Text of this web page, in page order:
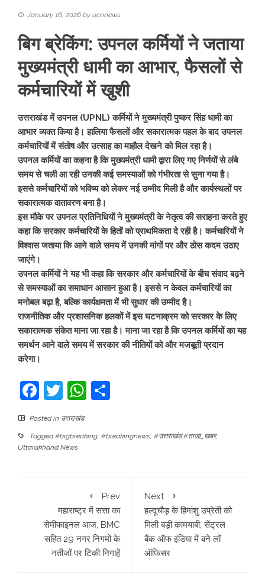
January 16, 2026 by ucnnews
बिग ब्रेकिंग: उपनल कर्मियों ने जताया
मुख्यमंत्री धामी का आभार, फैसलों से
कर्मचारियों में खुशी
उत्तराखंड में उपनल (UPNL) कर्मियों ने मुख्यमंत्री पुष्कर सिंह धामी का
आभार व्यक्त किया है। हालिया फैसलों और सकारात्मक पहल के बाद उपनल
कर्मचारियों में संतोष और उत्साह का माहौल देखने को मिल रहा है।
उपनल कर्मियों का कहना है कि मुख्यमंत्री धामी द्वारा लिए गए निर्णयों से लंबे
समय से चली आ रही उनकी कई समस्याओं को गंभीरता से सुना गया है।
इससे कर्मचारियों को भविष्य को लेकर नई उम्मीद मिली है और कार्यस्थलों पर
सकारात्मक वातावरण बना है।
इस मौके पर उपनल प्रतिनिधियों ने मुख्यमंत्री के नेतृत्व की सराहना करते हुए
कहा कि सरकार कर्मचारियों के हितों को प्राथमिकता दे रही है। कर्मचारियों ने
विश्वास जताया कि आने वाले समय में उनकी मांगों पर और ठोस कदम उठाए
जाएंगे।
उपनल कर्मियों ने यह भी कहा कि सरकार और कर्मचारियों के बीच संवाद बढ़ने
से समस्याओं का समाधान आसान हुआ है। इससे न केवल कर्मचारियों का
मनोबल बढ़ा है, बल्कि कार्यक्षमता में भी सुधार की उम्मीद है।
राजनीतिक और प्रशासनिक हलकों में इस घटनाक्रम को सरकार के लिए
सकारात्मक संकेत माना जा रहा है। माना जा रहा है कि उपनल कर्मियों का यह
समर्थन आने वाले समय में सरकार की नीतियों को और मजबूती प्रदान
करेगा।
Facebook
TwitterWhatsApp
Posted in उत्तराखंड
Tagged#bigbreaking, #breakingnews, #उत्तराखंड #ताज़ा_खबर,
Uttarakhand News
Prev
महाराष्ट्र में सत्ता का
सेमीफाइनल आज, BMC
सहित 29 नगर निगमों के
नतीजों पर टिकी निगाहें
Next
हल्दूचौड़ के हिमांशु उप्रेती को
मिली बड़ी कामयाबी, सेंट्रल
बैंक ऑफ इंडिया में बने लॉ
ऑफिसर